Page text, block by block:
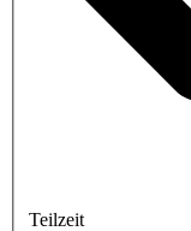
Teilzeit